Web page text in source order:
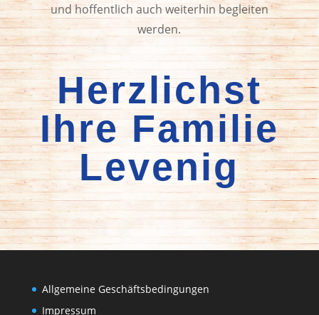
und hoffentlich auch weiterhin begleiten
werden.
Herzlichst
Ihre Familie
Levenig
Allgemeine Geschäftsbedingungen
Impressum